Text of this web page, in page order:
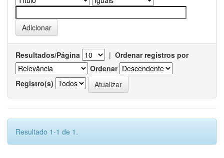
Resultados/Página | Ordenar registros por
Ordenar
Registro(s)
Resultado 1-1 de 1.